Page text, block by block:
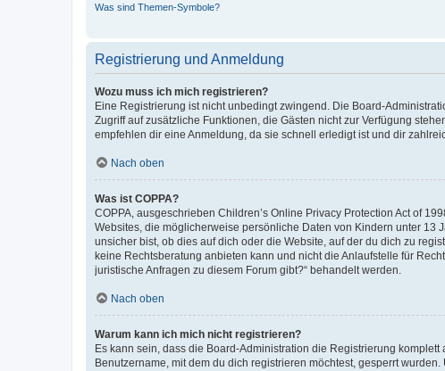
Was sind Themen-Symbole?
Registrierung und Anmeldung
Wozu muss ich mich registrieren?
Eine Registrierung ist nicht unbedingt zwingend. Die Board-
Zugriff auf zusätzliche Funktionen, die Gästen nicht zur Verfügung
empfehlen dir eine Anmeldung, da sie schnell erledigt ist und dir
Nach oben
Was ist COPPA?
COPPA, ausgeschrieben Children’s Online Privacy Protection Act of
Websites, die möglicherweise persönliche Daten von Kindern unter
unsicher bist, ob dies auf dich oder die Website, auf der du dich zu
keine Rechtsberatung anbieten kann und nicht die Anlaufstelle für
juristische Anfragen zu diesem Forum gibt?“ behandelt werden.
Nach oben
Warum kann ich mich nicht registrieren?
Es kann sein, dass die Board-Administration die Registrierung
Benutzername, mit dem du dich registrieren möchtest, gesperrt